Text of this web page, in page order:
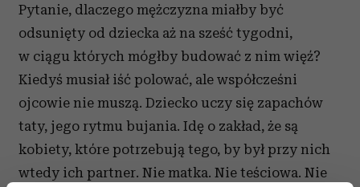
Pytanie, dlaczego mężczyzna miałby być
odsunięty od dziecka aż na sześć tygodni,
w ciągu których mógłby budować z nim więź?
Kiedyś musiał iść polować, ale współcześni
ojcowie nie muszą. Dziecko uczy się zapachów
taty, jego rytmu bujania. Idę o zakład, że są
kobiety, które potrzebują tego, by był przy nich
wtedy ich partner. Nie matka. Nie teściowa. Nie